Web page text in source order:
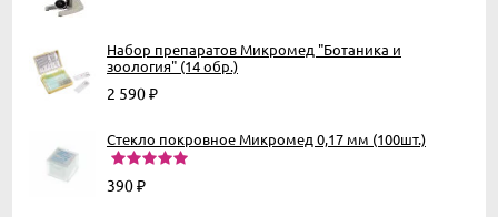
Набор препаратов Микромед "Ботаника и
зоология" (14 обр.)
2 590₽
Стекло покровное Микромед 0,17 мм (100шт.)
390₽